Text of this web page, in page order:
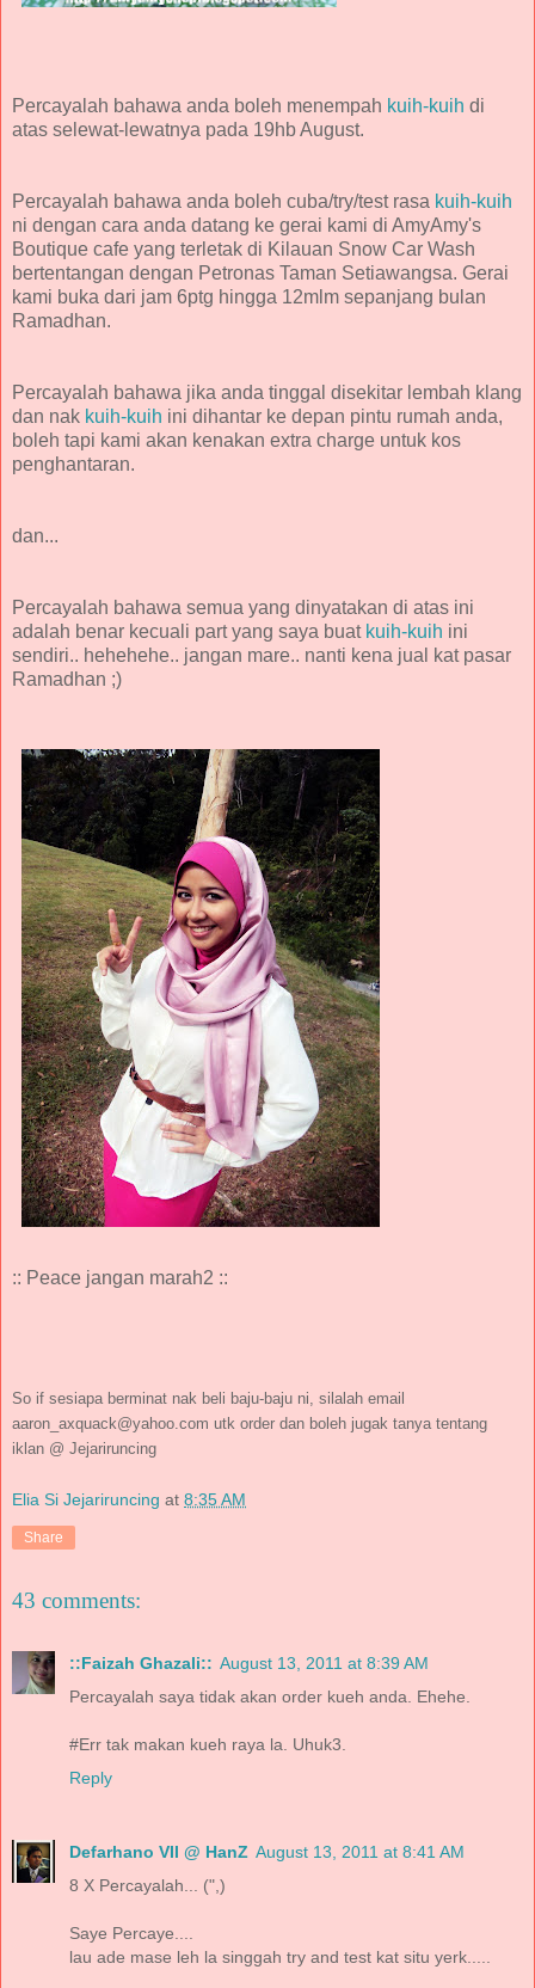
Percayalah bahawa anda boleh menempah kuih-kuih di
atas selewat-lewatnya pada 19hb August.
Percayalah bahawa anda boleh cuba/try/test rasa kuih-kuih
ni dengan cara anda datang ke gerai kami di AmyAmy's
Boutique cafe yang terletak di Kilauan Snow Car Wash
bertentangan dengan Petronas Taman Setiawangsa. Gerai
kami buka dari jam 6ptg hingga 12mlm sepanjang bulan
Ramadhan.
Percayalah bahawa jika anda tinggal disekitar lembah klang
dan nak kuih-kuih ini dihantar ke depan pintu rumah anda,
boleh tapi kami akan kenakan extra charge untuk kos
penghantaran.
dan...
Percayalah bahawa semua yang dinyatakan di atas ini
adalah benar kecuali part yang saya buat kuih-kuih ini
sendiri.. hehehehe.. jangan mare.. nanti kena jual kat pasar
Ramadhan ;)
:: Peace jangan marah2 ::
So if sesiapa berminat nak beli baju-baju ni, silalah email
aaron_axquack@yahoo.com utk order dan boleh jugak tanya tentang
iklan @ Jejariruncing
Elia Si Jejariruncing at 8:35 AM
Share
43 comments:
::Faizah Ghazali:: August 13, 2011 at 8:39 AM
Percayalah saya tidak akan order kueh anda. Ehehe.
#Err tak makan kueh raya la. Uhuk3.
Reply
Defarhano VII @ HanZ August 13, 2011 at 8:41 AM
8 X Percayalah... (",)
Saye Percaye....
lau ade mase leh la singgah try and test kat situ yerk.....